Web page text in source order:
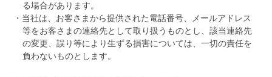
る場合があります。
・当社は、お客さまから提供された電話番号、メールアドレス
等をお客さまの連絡先として取り扱うものとし、該当連絡先
の変更、誤り等により生ずる損害については、一切の責任を
負わないものとします。